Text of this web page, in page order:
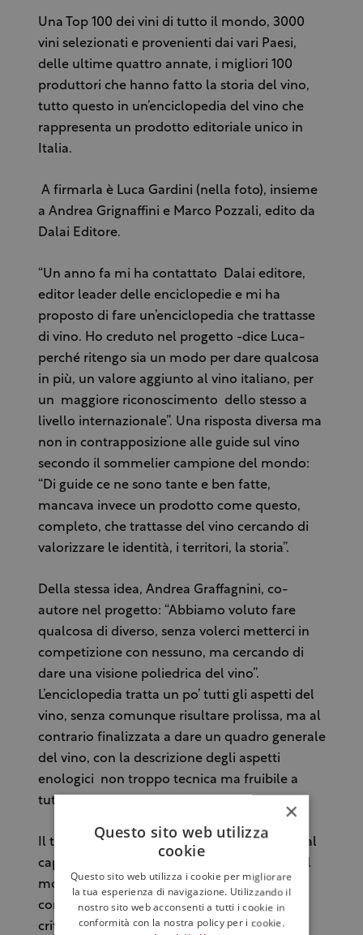
Una Top 100 dei vini di tutto il mondo, 3000
vini selezionati e provenienti dai vari Paesi,
delle ultime quattro annate, i migliori 100
produttori che hanno fatto la storia del vino,
tutto questo in un’enciclopedia del vino che
rappresenta un prodotto editoriale unico in
Italia.
A firmarla è Luca Gardini (nella foto), insieme
a Andrea Grignaffini e Marco Pozzali, edito da
Dalai Editore.
“Un anno fa mi ha contattato Dalai editore,
editor leader delle enciclopedie e mi ha
proposto di fare un’enciclopedia che trattasse
di vino. Ho creduto nel progetto -dice Luca-
perché ritengo sia un modo per dare qualcosa
in più, un valore aggiunto al vino italiano, per
un maggiore riconoscimento dello stesso a
livello internazionale”. Una risposta diversa ma
non in contrapposizione alle guide sul vino
secondo il sommelier campione del mondo:
“Di guide ce ne sono tante e ben fatte,
mancava invece un prodotto come questo,
completo, che trattasse del vino cercando di
valorizzare le identità, i territori, la storia”.
Della stessa idea, Andrea Graffagnini, co-
autore nel progetto: “Abbiamo voluto fare
qualcosa di diverso, senza volerci metterci in
competizione con nessuno, ma cercando di
dare una visione poliedrica del vino”.
L’enciclopedia tratta un po’ tutti gli aspetti del
vino, senza comunque risultare prolissa, ma al
contrario finalizzata a dare un quadro generale
del vino, con la descrizione degli aspetti
enologici non troppo tecnica ma fruibile a
tutti.
Il taglio è internazionale, dato soprattutto dal
caposaldo della classifica dei 100 vini Top del
mondo delle ultime quattro annate. Si
compone di una parte teorica e di una parte
critica ed enciclopedica.
×
Questo sito web utilizza
cookie
Questo sito web utilizza i cookie per migliorare
la tua esperienza di navigazione. Utilizzando il
nostro sito web acconsenti a tutti i cookie in
conformità con la nostra policy per i cookie.